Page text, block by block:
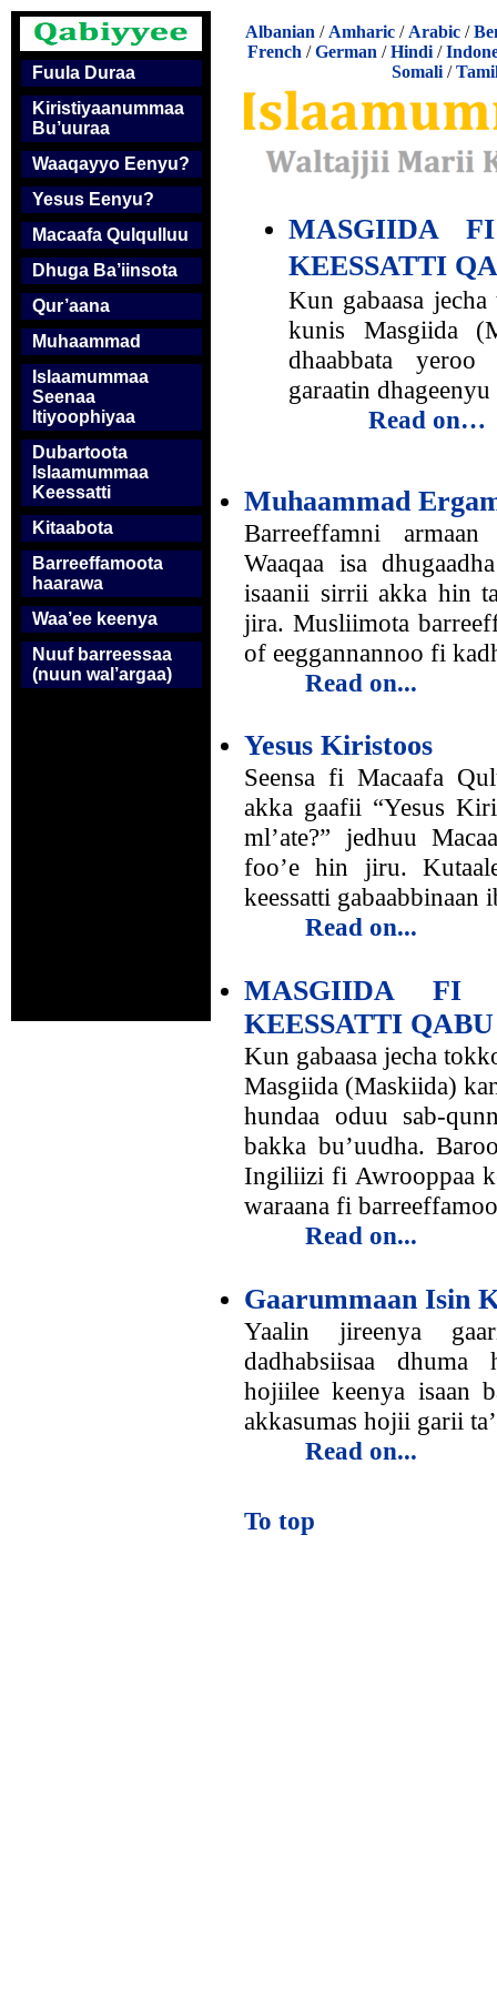
Fuula Duraa
Kiristiyaanummaa
Bu’uuraa
Waaqayyo Eenyu?
Yesus Eenyu?
Macaafa Qulqulluu
Dhuga Ba’iinsota
Qur’aana
Muhaammad
Islaamummaa
Seenaa
Itiyoophiyaa
Dubartoota
Islaamummaa
Keessatti
Kitaabota
Barreeffamoota
haarawa
Waa’ee keenya
Nuuf barreessaa
(nuun wal’argaa)
Albanian / Amharic / Arabic /
French /German /Hindi /
Somali/
MASGIIDA
KEESSATTI
Kun gabaasa
kunis Masgiida
dhaabbata
garaatin
Read on…
Muhaammad
Barreeffamni
Waaqaa isa
isaanii sirrii akka hin
jira. Musliimota
of eeggannannoo fi
Read on...
Yesus Kiristoos
Seensa fi Macaafa
akka gaafii “Yesus
ml’ate?” jedhuu
foo’e hin jiru.
keessatti gabaabbinaan
Read on...
MASGIIDA FI
KEESSATTI QABU
Kun gabaasa jecha
Masgiida (Maskiida)
hundaa oduu sab-
bakka bu’uudha.
Ingiliizi fi Awrooppaa
waraana fi
Read on...
Gaarummaan Isin
Yaalin jireenya
dadhabsiisaa dhuma
hojiilee keenya isaan
akkasumas hojii garii
Read on...
To top